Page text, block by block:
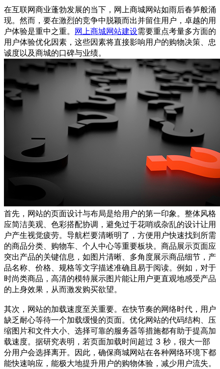
在互联网商业蓬勃发展的当下，网上商城网站如雨后春笋般涌
现。然而，要在激烈的竞争中脱颖而出并留住用户，卓越的用
户体验是重中之重。 网上商城网站建设需要重点考量多方面的
用户体验优化因素，这些因素将直接影响用户的购物决策、忠
诚度以及商城的口碑与业绩。
首先，网站的页面设计与布局是给用户的第一印象。整体风格
应简洁美观、色彩搭配协调，避免过于花哨或杂乱的设计让用
户产生视觉疲劳。导航栏要清晰明了，方便用户快速找到所需
的商品分类、购物车、个人中心等重要板块。商品展示页面应
突出产品的关键信息，如图片清晰、多角度展示商品细节，产
品名称、价格、规格等文字描述准确且易于阅读。例如，对于
时尚类商品，高清的模特展示图片能让用户更直观地感受产品
的上身效果，从而激发购买欲望。
其次，网站的加载速度至关重要。在快节奏的网络时代，用户
缺乏耐心等待一个加载缓慢的页面。优化网站的代码结构、压
缩图片和文件大小、选择可靠的服务器等措施都有助于提高加
载速度。据研究表明，若页面加载时间超过 3 秒，很大一部
分用户会选择离开。因此，确保商城网站在各种网络环境下都
能快速响应，能极大地提升用户的购物体验，减少用户流失。